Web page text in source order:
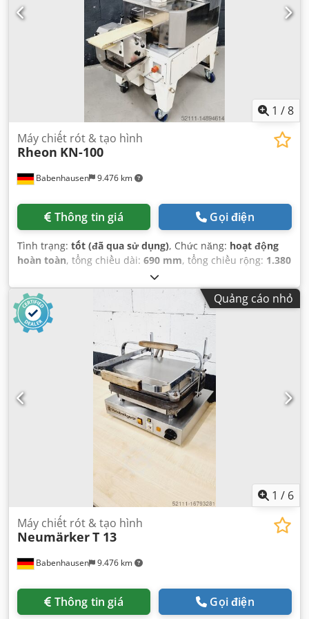
1 /8
Babenhausen 9.476 km
Máy chiết rót & tạo hình
Rheon KN-100
Thông tin giá Gọi điện
Tình trạng: tốt (đã qua sử dụng), Chức năng: hoạt động
hoàn toàn, tổng chiều dài: 690 mm, tổng chiều rộng: 1.380
1.620 mm
540 kg, loại dòng điện đầu vào:ba pha, điện áp đầu vào:
400 V, công suất: 1 kW (1,36 mã lực)
, đường kính phễu:
380 mm
, Được chứng nhận bởi DGUV đến:
độ môi trường (tối đa):
Quảng cáo nhỏ
1 / 6
Babenhausen 9.476 km
Máy chiết rót & tạo hình
NeumärkerT 13
Thông tin giá Gọi điện